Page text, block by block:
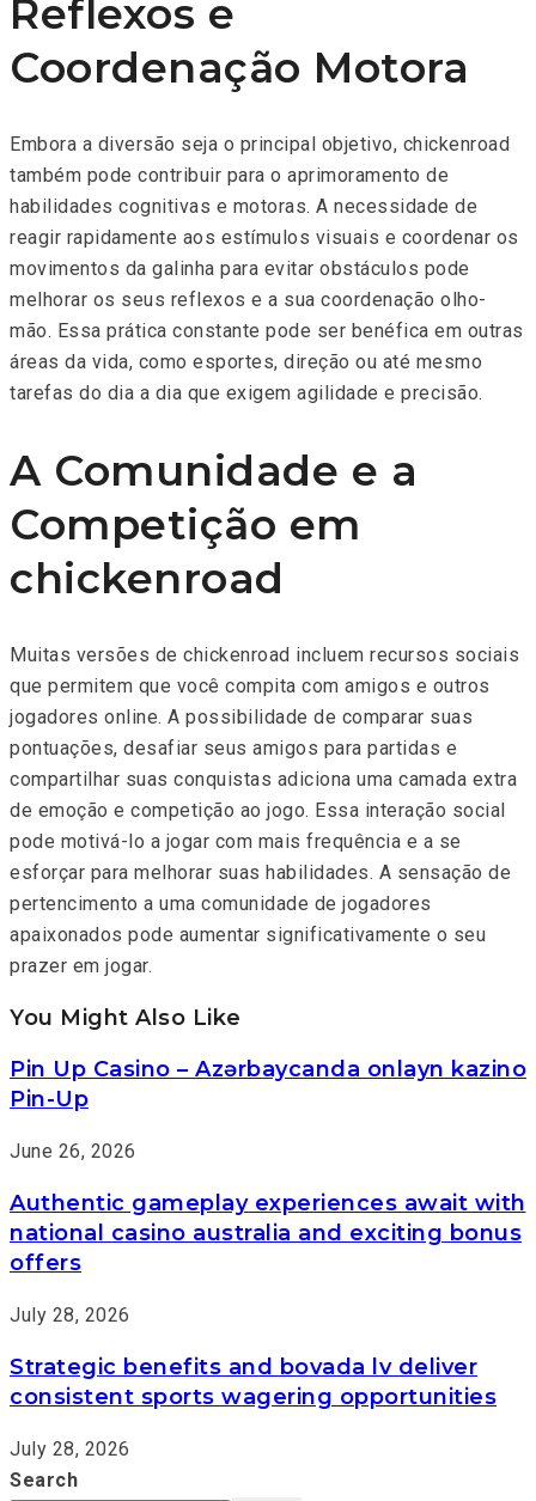
Reflexos e
Coordenação Motora
Embora a diversão seja o principal objetivo, chickenroad
também pode contribuir para o aprimoramento de
habilidades cognitivas e motoras. A necessidade de
reagir rapidamente aos estímulos visuais e coordenar os
movimentos da galinha para evitar obstáculos pode
melhorar os seus reflexos e a sua coordenação olho-
mão. Essa prática constante pode ser benéfica em outras
áreas da vida, como esportes, direção ou até mesmo
tarefas do dia a dia que exigem agilidade e precisão.
A Comunidade e a
Competição em
chickenroad
Muitas versões de chickenroad incluem recursos sociais
que permitem que você compita com amigos e outros
jogadores online. A possibilidade de comparar suas
pontuações, desafiar seus amigos para partidas e
compartilhar suas conquistas adiciona uma camada extra
de emoção e competição ao jogo. Essa interação social
pode motivá-lo a jogar com mais frequência e a se
esforçar para melhorar suas habilidades. A sensação de
pertencimento a uma comunidade de jogadores
apaixonados pode aumentar significativamente o seu
prazer em jogar.
You Might Also Like
Pin Up Casino – Azərbaycanda onlayn kazino
Pin-Up
June 26, 2026
Authentic gameplay experiences await with
national casino australia and exciting bonus
offers
July 28, 2026
Strategic benefits and bovada lv deliver
consistent sports wagering opportunities
July 28, 2026
Search